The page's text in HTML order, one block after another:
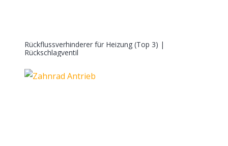
Rückflussverhinderer für Heizung (Top 3) |
Rückschlagventil